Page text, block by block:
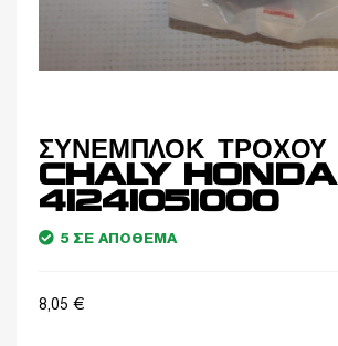
ΣΥΝΕΜΠΛΟΚ ΤΡΟΧΟΥ
CHALY HONDA
41241051000
5 ΣΕ ΑΠΌΘΕΜΑ
8,05 €